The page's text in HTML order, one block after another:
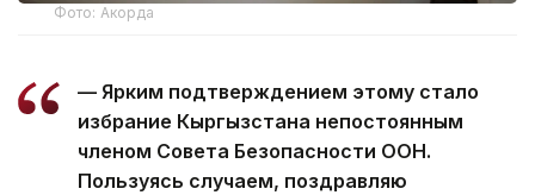
Фото: Акорда
— Ярким подтверждением этому стало
избрание Кыргызстана непостоянным
членом Совета Безопасности ООН.
Пользуясь случаем, поздравляю